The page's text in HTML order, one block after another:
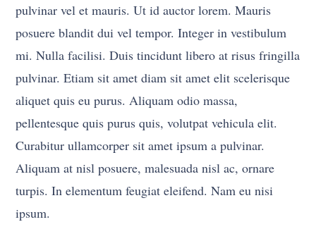
pulvinar vel et mauris. Ut id auctor lorem. Mauris
posuere blandit dui vel tempor. Integer in vestibulum
mi. Nulla facilisi. Duis tincidunt libero at risus fringilla
pulvinar. Etiam sit amet diam sit amet elit scelerisque
aliquet quis eu purus. Aliquam odio massa,
pellentesque quis purus quis, volutpat vehicula elit.
Curabitur ullamcorper sit amet ipsum a pulvinar.
Aliquam at nisl posuere, malesuada nisl ac, ornare
turpis. In elementum feugiat eleifend. Nam eu nisi
ipsum.